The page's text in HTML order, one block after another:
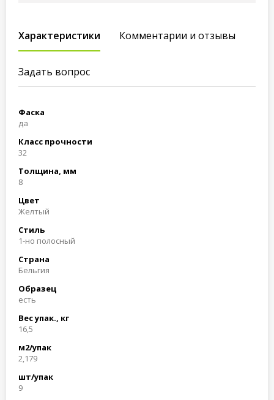
Характеристики Комментарии и отзывы
Задать вопрос
Фаска
да
Класс прочности
32
Толщина, мм
8
Цвет
Желтый
Стиль
1-но полосный
Страна
Бельгия
Образец
есть
Вес упак., кг
16,5
м2/упак
2,179
шт/упак
9